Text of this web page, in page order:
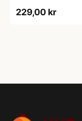
229,00 kr